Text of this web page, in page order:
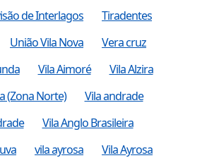
de Interlagos
Tiradentes
União Vila Nova
Vera cruz
Vila Aimoré
Vila Alzira
(Zona Norte)
Vila andrade
Vila Anglo Brasileira
vila ayrosa
Vila Ayrosa